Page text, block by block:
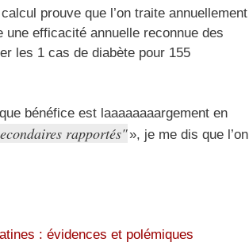
prouve que l’on traite annuellement
efficacité annuelle reconnue des
les 1 cas de diabète pour 155
bénéfice est laaaaaaaargement en
rapportés », je me dis que l’on
: évidences et polémiques